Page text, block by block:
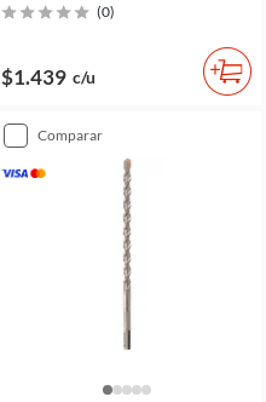
(0)
$1.439 c/u
comparar